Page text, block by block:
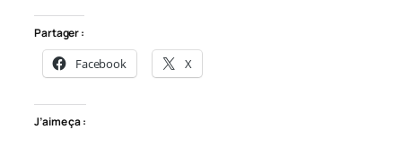
Partager :
Facebook X
J’aime ça :